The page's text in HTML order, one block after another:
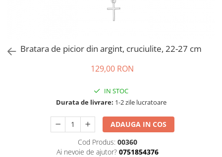
Bratara de picior din argint, cruciulite, 22-27 cm
129,00 RON
IN STOC
Durata de livrare: 1-2 zile lucratoare
ADAUGA IN COS
Cod Produs: 00360
Ai nevoie de ajutor? 0751854376